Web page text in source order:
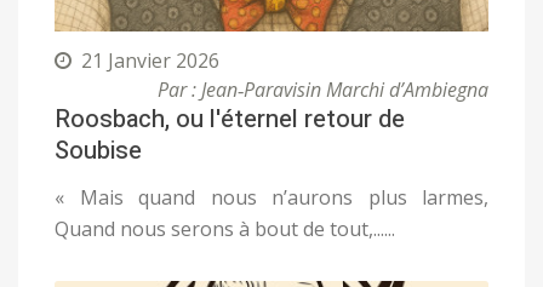
21 Janvier 2026
Par : Jean‑Paravisin Marchi d’Ambiegna
Roosbach, ou l'éternel retour de
Soubise
« Mais quand nous n’aurons plus larmes,
Quand nous serons à bout de tout,......